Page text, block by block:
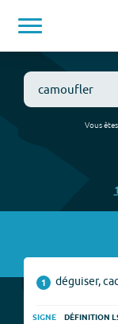
Vous
1
1 déguiser,
SIGNE DÉFINITION